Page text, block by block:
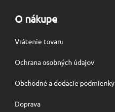
O nákupe
Vrátenie tovaru
Ochrana osobných údajov
Obchodné a dodacie podmienky
Doprava